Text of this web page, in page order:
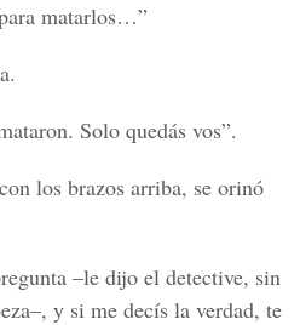
matarlos…”
Solo quedás vos”.
los brazos arriba, se orinó
–le dijo el detective, sin
y si me decís la verdad, te